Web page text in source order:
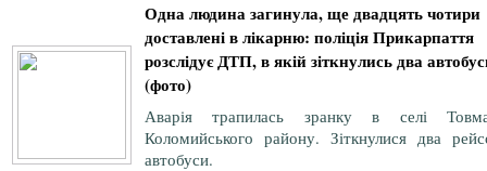
Одна людина загинула, ще двадцять чотири
доставлені в лікарню: поліція Прикарпаття
розслідує ДТП, в якій зіткнулись два
(фото)
Аварія трапилась зранку в селі
Коломийського району. Зіткнулися два
автобуси.